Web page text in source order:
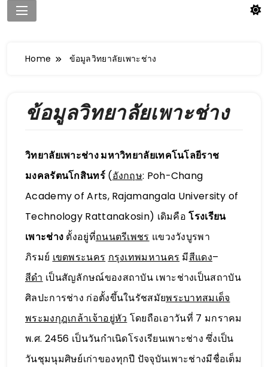
Home ข้อมูลวิทยาลัยเพาะช่าง
ข้อมูลวิทยาลัยเพาะช่าง
วิทยาลัยเพาะช่าง มหาวิทยาลัยเทคโนโลยีราช
มงคลรัตนโกสินทร์(อังกฤษ: Poh-Chang
Academy of Arts, Rajamangala University of
Technology Rattanakosin) เดิมคือโรงเรียน
เพาะช่าง ตั้งอยู่ที่ถนนตรีเพชร แขวงวังบูรพา
ภิรมย์ เขตพระนคร กรุงเทพมหานคร มีสีแดง–
สีดำ เป็นสัญลักษณ์ของสถาบัน เพาะช่างเป็นสถาบัน
ศิลปะการช่าง ก่อตั้งขึ้นในรัชสมัยพระบาทสมเด็จ
พระมงกุฎเกล้าเจ้าอยู่หัว โดยถือเอาวันที่ 7 มกราคม
พ.ศ. 2456 เป็นวันกำเนิดโรงเรียนเพาะช่าง ซึ่งเป็น
วันชุมนุมศิษย์เก่าของทุกปี ปัจจุบันเพาะช่างมีชื่อเต็ม